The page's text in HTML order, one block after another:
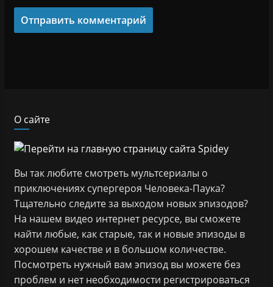
О сайте
Вы так любите смотреть мультсериалы о
приключениях супергероя Человека-Паука?
Тщательно следите за выходом новых эпизодов?
На нашем видео интернет ресурсе, вы сможете
найти любые, как старые, так и новые эпизоды в
хорошем качестве и в большом количестве.
Посмотреть нужный вам эпизод вы можете без
проблем и нет необходимости регистрироваться